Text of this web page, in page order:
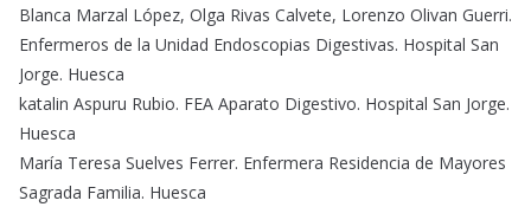
Blanca Marzal López, Olga Rivas Calvete, Lorenzo Olivan Guerri.
Enfermeros de la Unidad Endoscopias Digestivas. Hospital San
Jorge. Huesca
katalin Aspuru Rubio. FEA Aparato Digestivo. Hospital San Jorge.
Huesca
María Teresa Suelves Ferrer. Enfermera Residencia de Mayores
Sagrada Familia. Huesca